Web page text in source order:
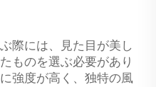
際には、見た目が美し
ものを選ぶ必要があり
強度が高く、独特の風